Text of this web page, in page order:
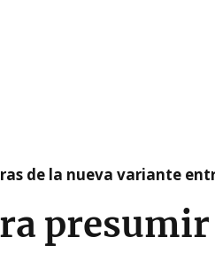
de la nueva variante
presumir